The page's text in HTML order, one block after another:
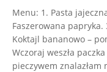
16
Menu: 1. Pasta
Faszerowana
Koktajl bananowo –
Wczoraj weszła
pieczywem